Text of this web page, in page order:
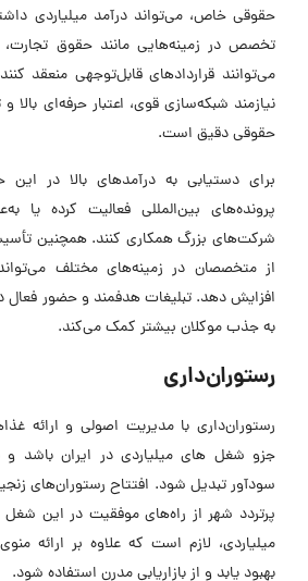
حقوقی خاص، می‌تواند درآمد میلیاردی
تخصص در زمینه‌هایی مانند حقوق تجارت،
می‌توانند قراردادهای قابل‌توجهی منعقد
نیازمند شبکه‌سازی قوی، اعتبار حرفه‌ای بالا و
حقوقی دقیق است.
برای دستیابی به درآمدهای بالا در این
پرونده‌های بین‌المللی فعالیت کرده یا
شرکت‌های بزرگ همکاری کنند. همچنین
از متخصصان در زمینه‌های مختلف
افزایش دهد. تبلیغات هدفمند و حضور فعال
به جذب موکلان بیشتر کمک می‌کند.
رستوران‌داری
رستوران‌داری با مدیریت اصولی و ارائه
جزو شغل های میلیاردی در ایران باشد
سودآور تبدیل شود. افتتاح رستوران‌های
پرتردد شهر از راه‌های موفقیت در این
میلیاردی، لازم است که علاوه بر ارائه
بهبود یابد و از بازاریابی مدرن استفاده شود.